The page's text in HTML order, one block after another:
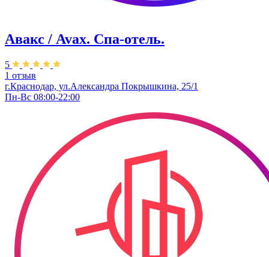
Авакс / Avax. Спа-отель.
5
1 отзыв
г.Краснодар, ул.Александра Покрышкина, 25/1
Пн-Вс 08:00-22:00